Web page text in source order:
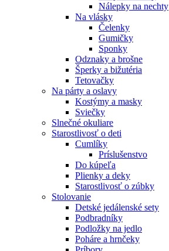
Nálepky na nechty
Na vlásky
Čelenky
Gumičky
Sponky
Odznaky a brošne
Šperky a bižutéria
Tetovačky
Na párty a oslavy
Kostýmy a masky
Sviečky
Slnečné okuliare
Starostlivosť o deti
Cumlíky
Príslušenstvo
Do kúpeľa
Plienky a deky
Starostlivosť o zúbky
Stolovanie
Detské jedálenské sety
Podbradníky
Podložky na jedlo
Poháre a hrnčeky